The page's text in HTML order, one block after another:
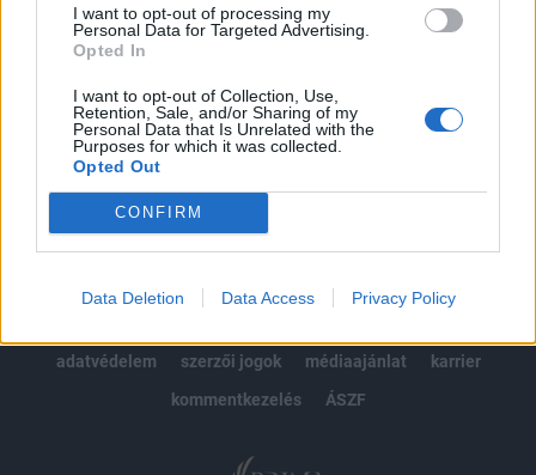
I want to opt-out of processing my
Personal Data for Targeted Advertising.
Opted In
I want to opt-out of Collection, Use,
Retention, Sale, and/or Sharing of my
Personal Data that Is Unrelated with the
Purposes for which it was collected.
Opted Out
CONFIRM
Data Deletion Data Access Privacy Policy
Előfizetés
MÁR ELŐFIZETŐNK VAGY?BEJELENTKEZÉS
adatvédelem
szerzői jogok médiaajánlat
karrier
kommentkezelés
ÁSZF